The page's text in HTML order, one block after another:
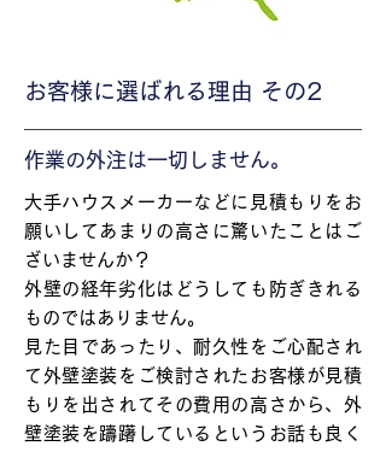
お客様に選ばれる理由 その2
作業の外注は一切しません。
大手ハウスメーカーなどに見積もりをお
願いしてあまりの高さに驚いたことはご
ざいませんか？
外壁の経年劣化はどうしても防ぎきれる
ものではありません。
見た目であったり、耐久性をご心配され
て外壁塗装をご検討されたお客様が見積
もりを出されてその費用の高さから、外
壁塗装を躊躇しているというお話も良く